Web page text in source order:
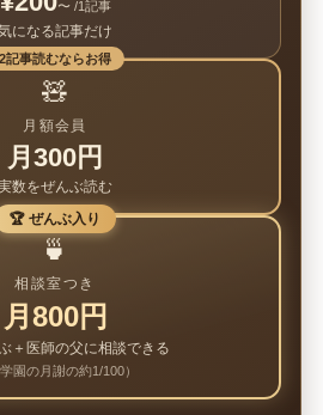
〜 /1記事
になる記事だけ
2記事読むならお得
🧸
月額会員
月300円
数をぜんぶ読む
🏆 ぜんぶ入り
🍵
相談室つき
月800円
＋医師の父に相談できる
学園の月謝の約1/100）